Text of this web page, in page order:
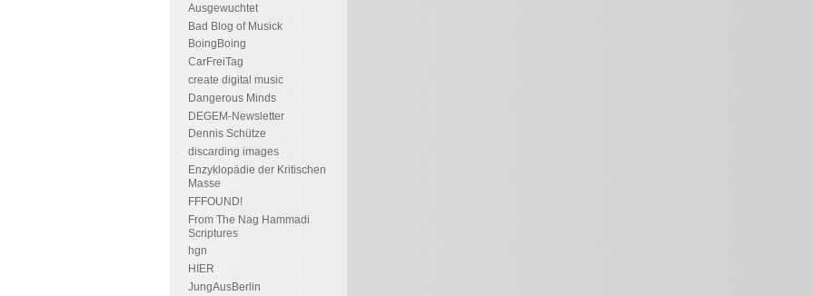
Ausgewuchtet
Bad Blog of Musick
BoingBoing
CarFreiTag
create digital music
Dangerous Minds
DEGEM-Newsletter
Dennis Schütze
discarding images
Enzyklopädie der Kritischen
Masse
FFFOUND!
From The Nag Hammadi
Scriptures
hgn
HIER
JungAusBerlin